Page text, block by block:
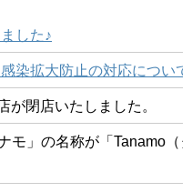
した♪
染拡大防止の対応について
閉店いたしました。
」の名称が「Tanamo（